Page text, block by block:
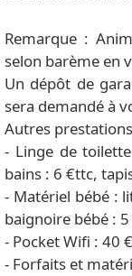
Remarque :
selon barème en
Un dépôt de
sera demandé à
Autres
- Linge de
bains : 6 €ttc,
- Matériel bébé :
baignoire bébé :
- Pocket Wifi : 40
- Forfaits et